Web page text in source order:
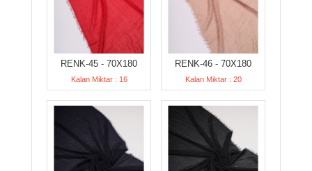
RENK-45 - 70X180
Kalan Miktar : 16
RENK-46 - 70X180
Kalan Miktar : 20